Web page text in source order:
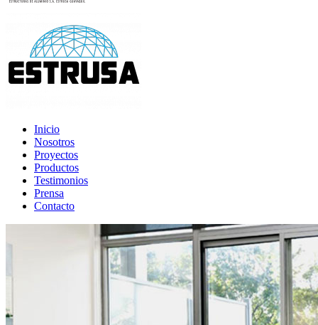
Inicio
Nosotros
Proyectos
Productos
Testimonios
Prensa
Contacto